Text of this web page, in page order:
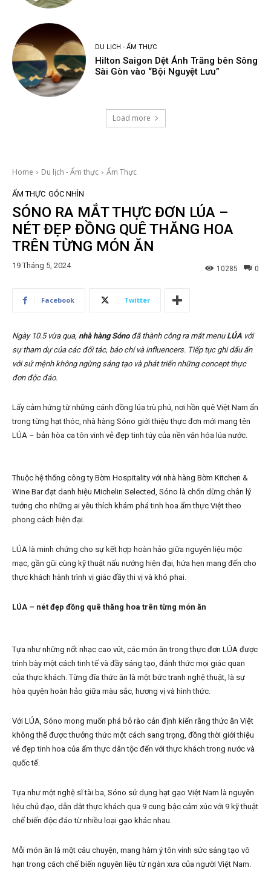
DU LỊCH - ẨM THỰC
Hilton Saigon Dệt Ánh Trăng bên Sông
Sài Gòn vào “Bội Nguyệt Lưu”
Load more